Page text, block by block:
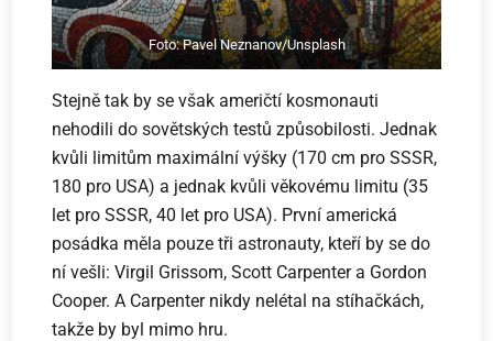
Foto: Pavel Neznanov/Unsplash
Stejně tak by se však američtí kosmonauti
nehodili do sovětských testů způsobilosti. Jednak
kvůli limitům maximální výšky (170 cm pro SSSR,
180 pro USA) a jednak kvůli věkovému limitu (35
let pro SSSR, 40 let pro USA). První americká
posádka měla pouze tři astronauty, kteří by se do
ní vešli: Virgil Grissom, Scott Carpenter a Gordon
Cooper. A Carpenter nikdy nelétal na stíhačkách,
takže by byl mimo hru.